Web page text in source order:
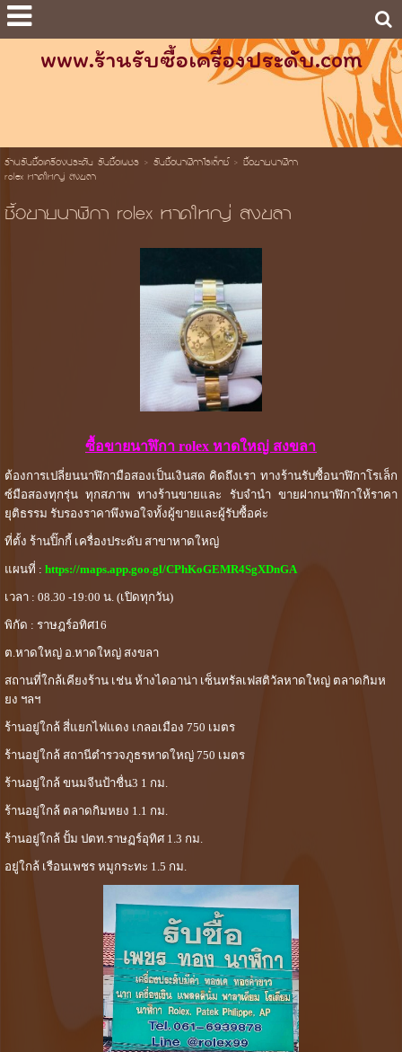
www.ร้านรับซื้อเครื่องประดับ.com
ร้านรับซื้อเครื่องประดับ รับซื้อเพชร> รับซื้อนาฬิกาโรเล็กซ์> ซื้อขายนาฬิกา
rolex หาดใหญ่ สงขลา
ซื้อขายนาฬิกา rolex หาดใหญ่ สงขลา
ซื้อขายนาฬิกา rolex หาดใหญ่ สงขลา
ต้องการเปลี่ยนนาฬิกามือสองเป็นเงินสด คิดถึงเรา ทางร้านรับซื้อนาฬิกาโรเล็ก
ซ์มือสองทุกรุ่น ทุกสภาพ ทางร้านขายและ รับจำนำ ขายฝากนาฬิกาให้ราคา
ยุติธรรม รับรองราคาพึงพอใจทั้งผู้ขายและผู้รับซื้อค่ะ
ที่ตั้ง ร้านปิ๊กกี้ เครื่องประดับ สาขาหาดใหญ่
แผนที่ : https://maps.app.goo.gl/CPhKoGEMR4SgXDnGA
เวลา : 08.30 -19:00 น. (เปิดทุกวัน)
พิกัด : ราษฎร์อทิศ16
ต.หาดใหญ่ อ.หาดใหญ่ สงขลา
สถานที่ใกล้เคียงร้าน เช่น ห้างไดอาน่า เซ็นทรัลเฟสติวัลหาดใหญ่ ตลาดกิมห
ยง ฯลฯ
ร้านอยู่ใกล้ สี่แยกไฟแดง เกลอเมือง 750 เมตร
ร้านอยู่ใกล้ สถานีตำรวจภูธรหาดใหญ่ 750 เมตร
ร้านอยู่ใกล้ ขนมจีนป้าชื่น3 1 กม.
ร้านอยู่ใกล้ ตลาดกิมหยง 1.1 กม.
ร้านอยู่ใกล้ ปั้ม ปตท.ราษฏร์อุทิศ 1.3 กม.
อยู่ใกล้ เรือนเพชร หมูกระทะ 1.5 กม.